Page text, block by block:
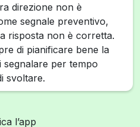
direzione non è
segnale preventivo,
risposta non è corretta.
di pianificare bene la
segnalare per tempo
svoltare.
l’app